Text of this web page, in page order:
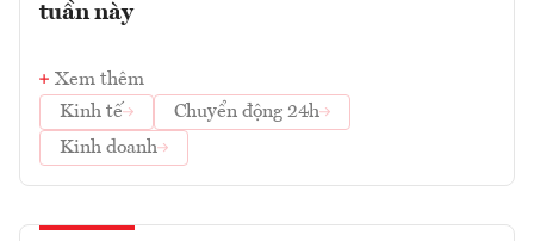
tuần này
Xem thêm
Kinh tế
Chuyển động 24h
Kinh doanh